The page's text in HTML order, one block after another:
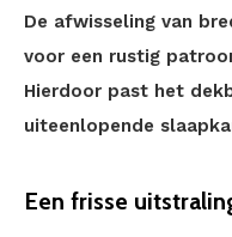
De afwisseling van
voor een rustig
Hierdoor past het
uiteenlopende
Een frisse